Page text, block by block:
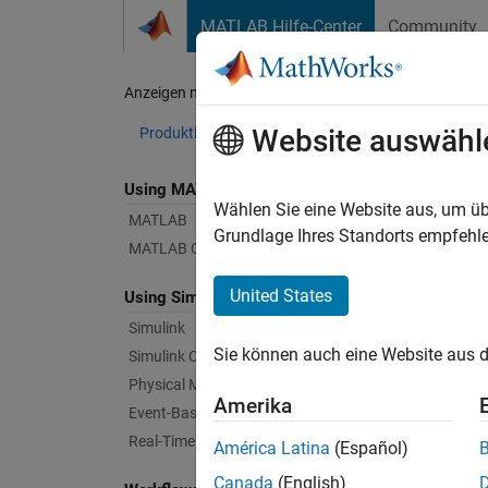
MATLAB Hilfe-Center Community
Anzeigen nach:
Produktliste
Using MATLAB
MATLAB
MATLAB Copilot
Using Simulink
Simulink
Simulink Copilot
Physical Modeling
Event-Based Modeling
Real-Time Simulation and Testing
Bug
Text
Website
Wählen Sie eine Website aus, um
Grundlage Ihres Standorts
United States
Sie können auch eine Website aus
Amerika
América Latina (Español)
Canada (English)